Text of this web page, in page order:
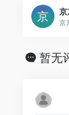
京
京
暂无